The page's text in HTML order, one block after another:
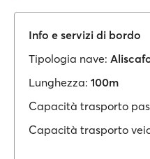
Info e servizi di bordo
Tipologia nave:
Lunghezza: 100m
Capacità trasporto
Capacità trasporto